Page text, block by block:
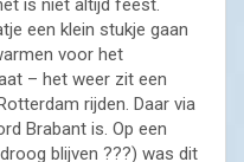
is niet altijd feest.
een klein stukje gaan
voor het
– het weer zit een
rijden. Daar via
Brabant is. Op een
blijven ???) was dit